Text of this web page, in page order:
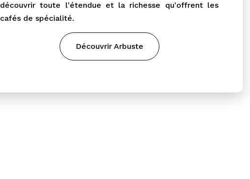
découvrir toute l'étendue et la richesse qu'offrent les
cafés de spécialité.
Découvrir Arbuste